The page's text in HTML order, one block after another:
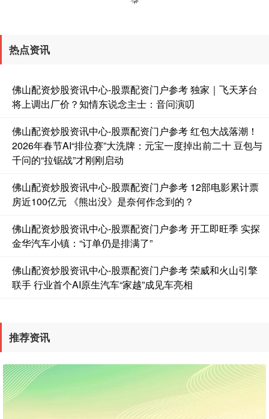
热点资讯
佛山配资炒股资讯中心-股票配资门户参考 独家｜飞天茅台
将上调出厂价？知情东说念主士：音问演叨
佛山配资炒股资讯中心-股票配资门户参考 红包大战落潮！
2026年春节AI“排位赛”大洗牌：元宝一度掉出前二十 豆包与
千问的“拉锯战”才刚刚启动
佛山配资炒股资讯中心-股票配资门户参考 12部电影累计票
房近100亿元 《熊出没》是奈何作念到的？
佛山配资炒股资讯中心-股票配资门户参考 开工即旺季 实探
金华汽车小镇：“订单仍是排满了”
佛山配资炒股资讯中心-股票配资门户参考 荣威和火山引擎
联手 行业首个AI原生汽车“家越”成见车亮相
推荐资讯